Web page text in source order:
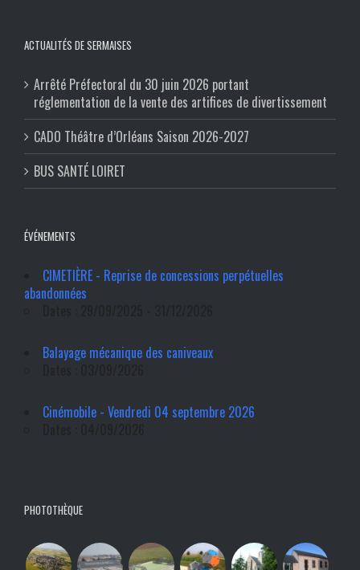
ACTUALITÉS DE SERMAISES
Arrêté Préfectoral du 30 juin 2026 portant
réglementation de la vente des artifices de divertissement
CADO Théâtre d’Orléans Saison 2026-2027
BUS SANTÉ LOIRET
ÉVÉNEMENTS
CIMETIÈRE - Reprise de concessions perpétuelles
abandonnées
Balayage mécanique des caniveaux
Cinémobile - Vendredi 04 septembre 2026
PHOTOTHÈQUE